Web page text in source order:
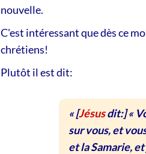
nouvelle.
C'est intéressant que dès ce
chrétiens!
Plutôt il est dit:
« [Jésusdit:] «
sur vous, et
et la Samarie,